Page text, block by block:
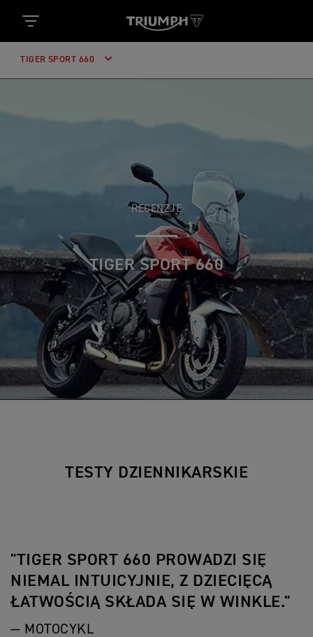
TIGER SPORT 660
RECENZJE
TIGER SPORT 660
TESTY DZIENNIKARSKIE
"TIGER SPORT 660 PROWADZI SIĘ
NIEMAL INTUICYJNIE, Z DZIECIĘCĄ
ŁATWOŚCIĄ SKŁADA SIĘ W WINKLE."
— MOTOCYKL